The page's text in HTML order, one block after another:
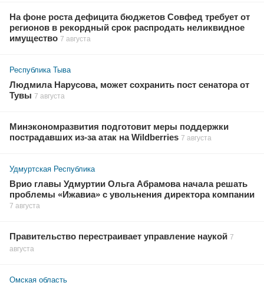
На фоне роста дефицита бюджетов Совфед требует от
регионов в рекордный срок распродать неликвидное
имущество 7 августа
Республика Тыва
Людмила Нарусова, может сохранить пост сенатора от
Тувы 7 августа
Минэкономразвития подготовит меры поддержки
пострадавших из-за атак на Wildberries 7 августа
Удмуртская Республика
Врио главы Удмуртии Ольга Абрамова начала решать
проблемы «Ижавиа» с увольнения директора компании
7 августа
Правительство перестраивает управление наукой 7
августа
Омская область